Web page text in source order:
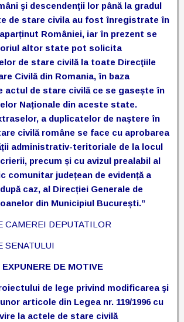
şi descendenţii lor până la gradul
de stare civila au fost înregistrate în
României, iar în prezent se
altor state pot solicita
de stare civilă la toate Direcţiile
Civilă din Romania, în baza
actul de stare civilă ce se gasește în
Naționale din aceste state.
a duplicatelor de naştere în
civilă române se face cu aprobarea
administrativ-teritoriale de la locul
precum și cu avizul prealabil al
comunitar județean de evidență a
caz, al Direcției Generale de
din Municipiul București.”
CAMEREI DEPUTATILOR
SENATULUI
EXPUNERE DE MOTIVE
de lege privind modificarea şi
articole din Legea nr. 119/1996 cu
la actele de stare civilă